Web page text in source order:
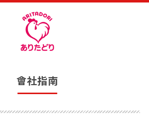
會社指南